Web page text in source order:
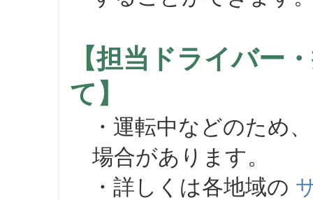
【担当ドライバー
て】
・運転中などのため
場合があります。
・詳しくは各地域の